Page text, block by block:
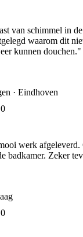
van schimmel in
waarom dit
kunnen douchen."
· Eindhoven
werk afgeleverd.
badkamer. Zeker